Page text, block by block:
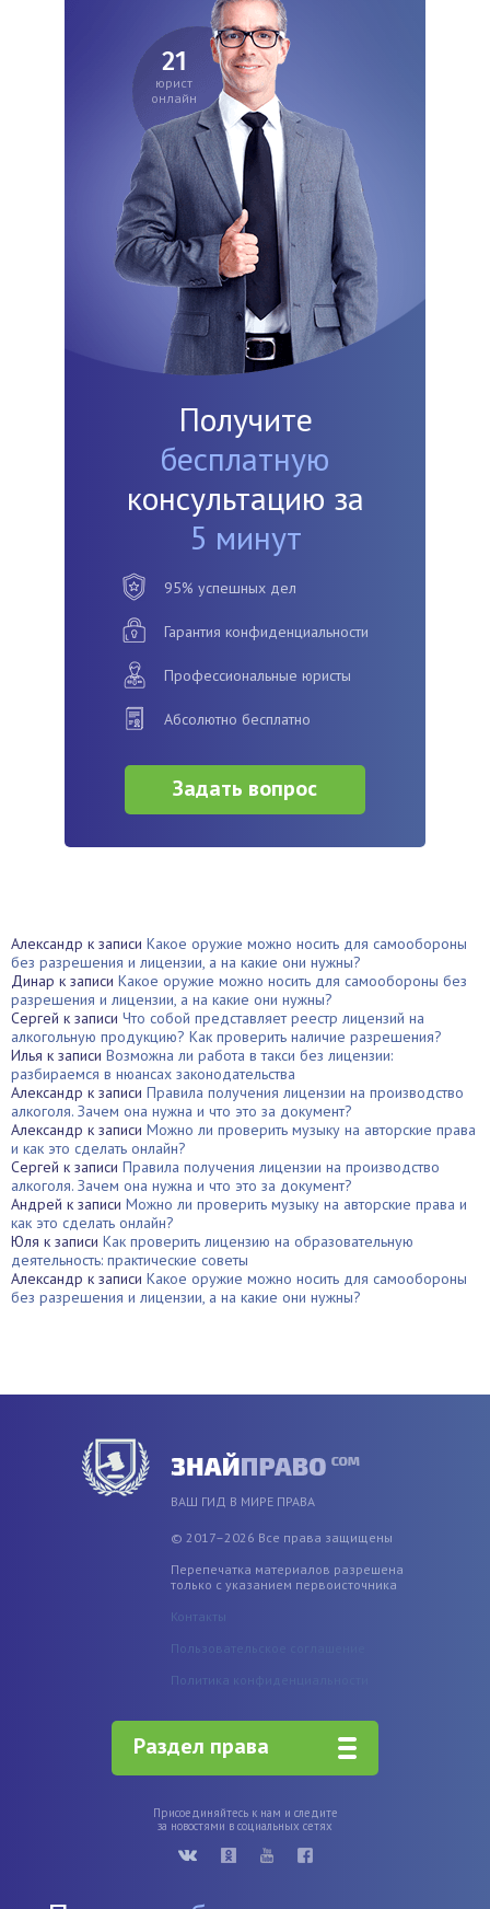
21
юрист
онлайн
Получите
бесплатную
консультацию за
5 минут
95% успешных дел
Гарантия конфиденциальности
Профессиональные юристы
Абсолютно бесплатно
Задать вопрос
Александр к записи Какое оружие можно носить для самообороны
без разрешения и лицензии, а на какие они нужны?
Динар к записи Какое оружие можно носить для самообороны без
разрешения и лицензии, а на какие они нужны?
Сергей к записи Что собой представляет реестр лицензий на
алкогольную продукцию? Как проверить наличие разрешения?
Илья к записи Возможна ли работа в такси без лицензии:
разбираемся в нюансах законодательства
Александр к записи Правила получения лицензии на производство
алкоголя. Зачем она нужна и что это за документ?
Александр к записи Можно ли проверить музыку на авторские права
и как это сделать онлайн?
Сергей к записи Правила получения лицензии на производство
алкоголя. Зачем она нужна и что это за документ?
Андрей к записи Можно ли проверить музыку на авторские права и
как это сделать онлайн?
Юля к записи Как проверить лицензию на образовательную
деятельность: практические советы
Александр к записи Какое оружие можно носить для самообороны
без разрешения и лицензии, а на какие они нужны?
ВАШ ГИД В МИРЕ ПРАВА
© 2017–2026 Все права защищены
Перепечатка материалов разрешена
только с указанием первоисточника
Контакты
Пользовательское соглашение
Политика конфиденциальности
Раздел права
Присоединяйтесь к нам и следите
за новостями в социальных сетях